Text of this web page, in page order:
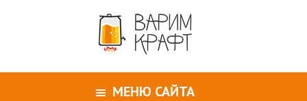
МЕНЮ САЙТА